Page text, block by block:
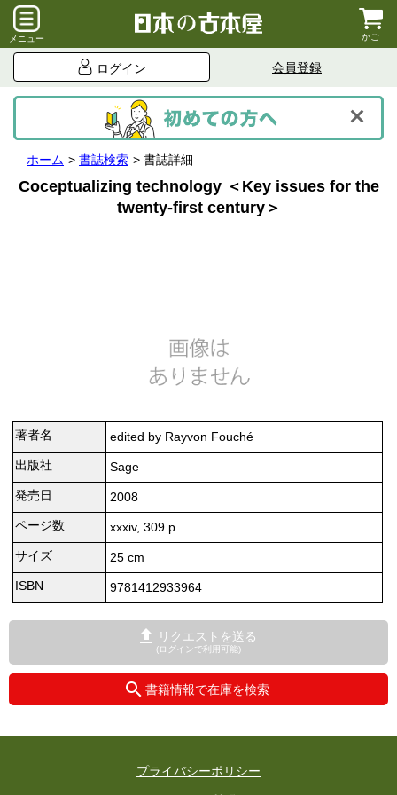
メニュー かご
ログイン 会員登録
ホーム 書誌検索 書誌詳細
Coceptualizing technology ＜Key issues for the
twenty-first century＞
著者名
edited by Rayvon Fouché
出版社
Sage
発売日
2008
ページ数
xxxiv, 309 p.
サイズ
25 cm
ISBN
9781412933964
リクエストを送る
(ログインで利用可能)
書籍情報で在庫を検索
プライバシーポリシー